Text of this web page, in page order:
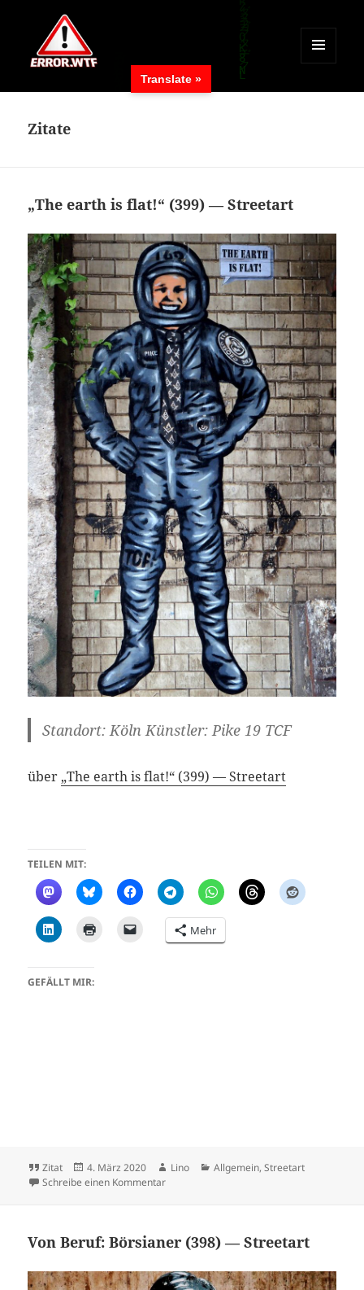
MENÜ
WIDGETS
Zitate
„The earth is flat!“ (399) — Streetart
Standort: Köln Künstler: Pike 19 TCF
über „The earth is flat!“ (399) — Streetart
TEILEN MIT:
Mehr
GEFÄLLT MIR:
Format
Zitat
Veröffentlicht
am
4. März 2020 Autor
Lino Kategorien
Allgemein,Streetart
Schreibe einen Kommentarzu „The earth is flat!“ (399) — Streetart
Von Beruf: Börsianer (398) — Streetart
Translate »